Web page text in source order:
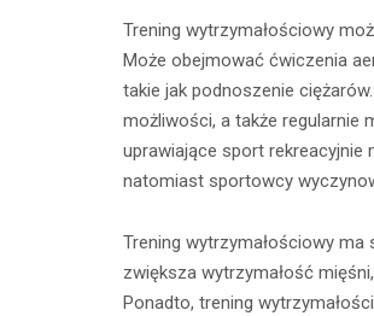
Trening wytrzymałościowy
Może obejmować ćwiczenia
takie jak podnoszenie
możliwości, a także regularnie
uprawiające sport rekreacyjnie
natomiast sportowcy
Trening wytrzymałościowy
zwiększa wytrzymałość
Ponadto, trening
Ćwiczenia z
taśmami –
trening w domu
23 lipca 2026